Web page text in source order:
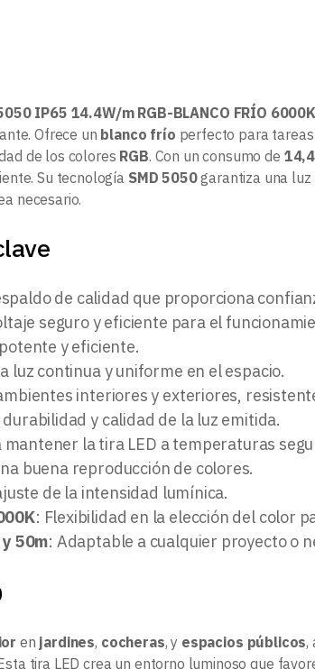
IP65 14.4W/m RGB-BLANCO FRÍO 6000K
Ofrece un blanco frío perfecto para
de los colores RGB. Con un consumo de
Su tecnología SMD 5050garantiza una luz
necesario.
de calidad que proporciona
seguro y eficiente para el
y eficiente.
luz continua y uniforme en el espacio.
interiores y exteriores,
y calidad de la luz emitida.
mantener la tira LED a temperaturas
buena reproducción de colores.
de la intensidad lumínica.
: Flexibilidad en la elección del color
50m: Adaptable a cualquier proyecto o
en jardines, cocheras, y espacios públicos,
tira LED crea un entorno luminoso que